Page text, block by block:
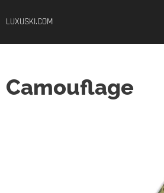
LUXUSKI.COM
Camouflage